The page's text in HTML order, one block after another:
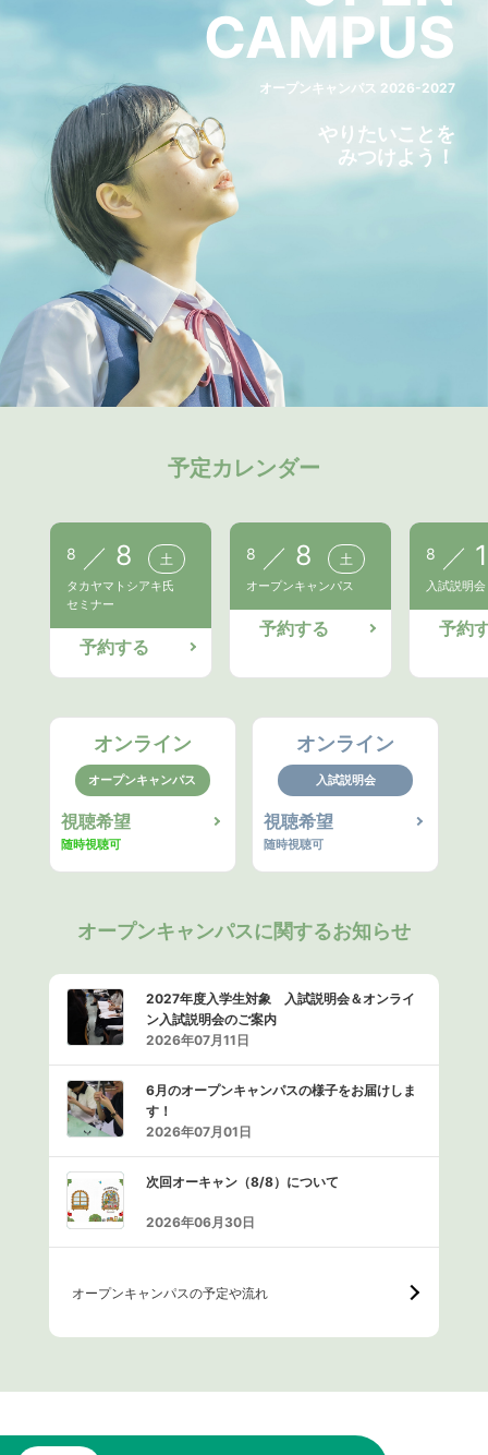
CAMPUS
オープンキャンパス 2026-2027
やりたいことを
みつけよう！
予定カレンダー
8 8 土
タカヤマトシアキ氏
セミナー
予約する
8 8 土
オープンキャンパス
予約する
8
入試説明会
予約
オンライン
オープンキャンパス
視聴希望
随時視聴可
オンライン
入試説明会
視聴希望
随時視聴可
オープンキャンパスに関するお知らせ
2027年度入学生対象 入試説明会＆オンライ
ン入試説明会のご案内
2026年07月11日
6月のオープンキャンパスの様子をお届けしま
す！
2026年07月01日
次回オーキャン（8/8）について
2026年06月30日
オープンキャンパスの予定や流れ